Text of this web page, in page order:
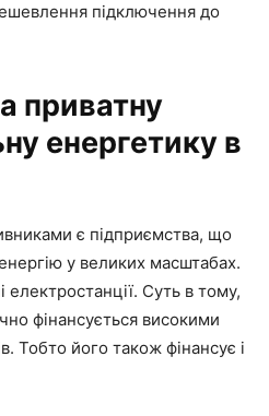
підключення до
приватну
енергетику в
є підприємства, що
у великих масштабах.
електростанції. Суть в тому,
фінансується високими
Тобто його також фінансує і